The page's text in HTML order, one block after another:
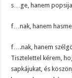
s…ge, hanem
f…nak, hanem
f….nak, hanem
Tisztelettel kérem,
sapkájukat, és